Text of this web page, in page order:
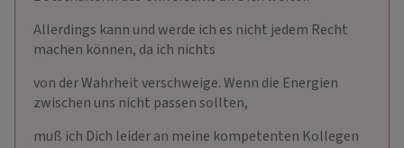
Allerdings kann und werde ich es nicht jedem Recht
machen können, da ich nichts
von der Wahrheit verschweige. Wenn die Energien
zwischen uns nicht passen sollten,
muß ich Dich leider an meine kompetenten Kollegen